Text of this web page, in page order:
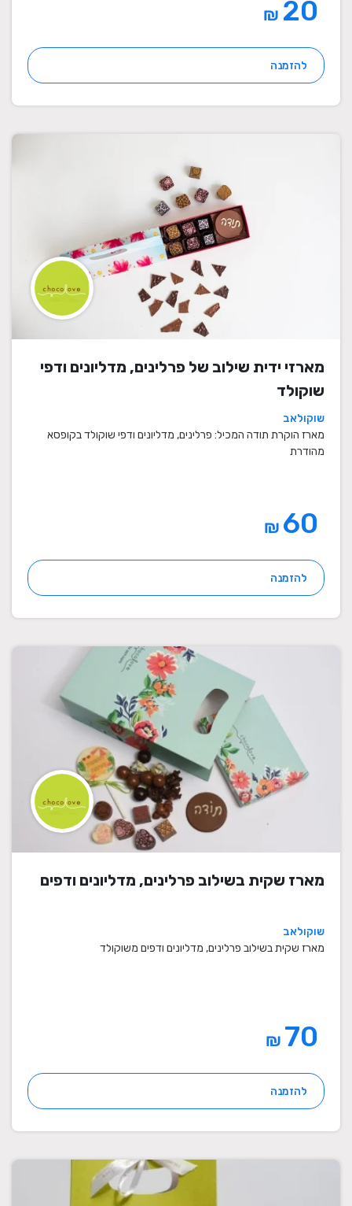
₪
להזמנה
מארזי ידית שילוב של פרלינים, מדליונים ודפי
שוקולד
שוקולאב
מארז הוקרת תודה המכיל: פרלינים, מדליונים ודפי שוקולד בקופסא
מהודרת
₪
להזמנה
מארז שקית בשילוב פרלינים, מדליונים ודפים
שוקולאב
מארז שקית בשילוב פרלינים, מדליונים ודפים משוקולד
₪
להזמנה